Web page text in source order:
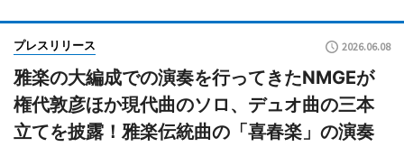
プレスリリース 2026.06.08
雅楽の大編成での演奏を行ってきたNMGEが
権代敦彦ほか現代曲のソロ、デュオ曲の三本
立てを披露！雅楽伝統曲の「喜春楽」の演奏